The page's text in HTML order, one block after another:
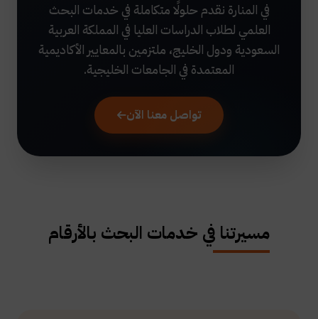
في المنارة نقدم حلولًا متكاملة في خدمات البحث
العلمي لطلاب الدراسات العليا في المملكة العربية
السعودية ودول الخليج، ملتزمين بالمعايير الأكاديمية
المعتمدة في الجامعات الخليجية.
تواصل معنا الآن
مسيرتنا في خدمات البحث بالأرقام